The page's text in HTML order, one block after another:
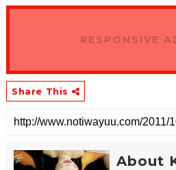
RESPONSIVE
Share This
About